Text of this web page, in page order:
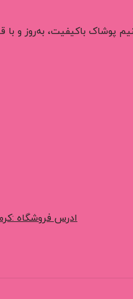
پوشاک باکیفیت، به‌روز و
ادرس فروشگاه